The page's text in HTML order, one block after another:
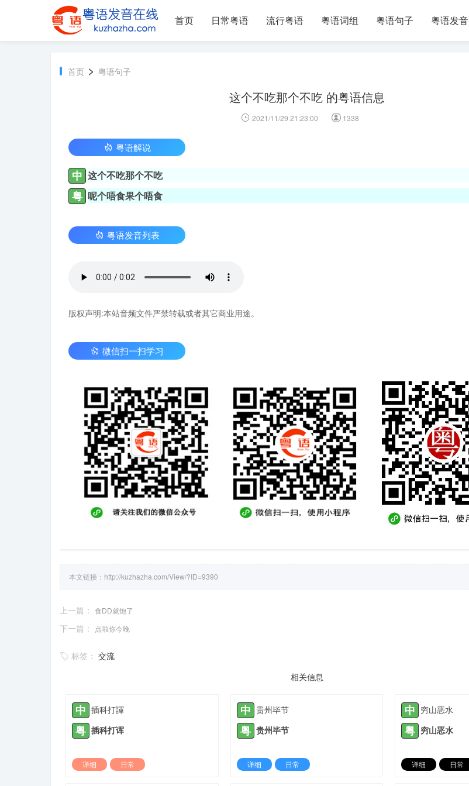
首页 日常粤语 流行粤语 粤语词组 粤语句子 粤语发音
首页 > 粤语句子
这个不吃那个不吃 的粤语信息
2021/11/29 21:23:00 1338
粤语解说
中 这个不吃那个不吃
粤 呢个唔食果个唔食
粤语发音列表
版权声明:本站音频文件严禁转载或者其它商业用途。
微信扫一扫学习
本文链接： http://kuzhazha.com/View/?ID=9390
上一篇： 食DD就饱了
下一篇： 点啦你今晚
标签： 交流
相关信息
中 插科打諢
粤 插科打诨
详细
日常
中 贵州毕节
粤 贵州毕节
详细
日常
中 穷山恶水
粤 穷山恶水
详细
日常